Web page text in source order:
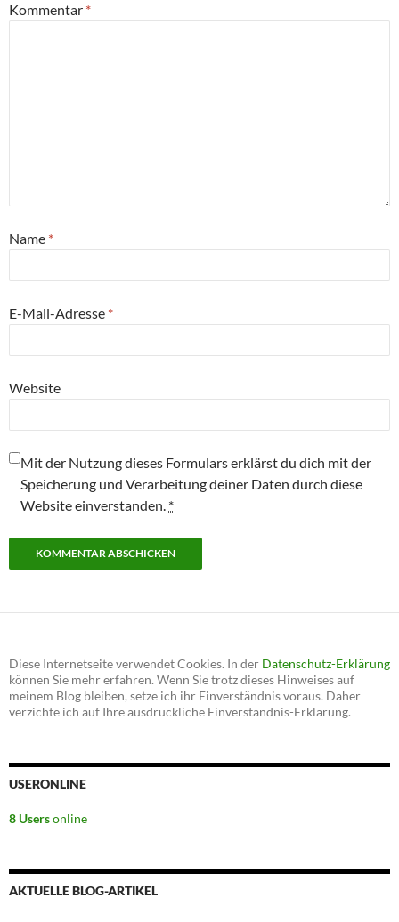
Kommentar *
Name *
E-Mail-Adresse *
Website
Mit der Nutzung dieses Formulars erklärst du dich mit der
Speicherung und Verarbeitung deiner Daten durch diese
Website einverstanden. *
Diese Internetseite verwendet Cookies. In der Datenschutz-Erklärung
können Sie mehr erfahren. Wenn Sie trotz dieses Hinweises auf
meinem Blog bleiben, setze ich ihr Einverständnis voraus. Daher
verzichte ich auf Ihre ausdrückliche Einverständnis-Erklärung.
USERONLINE
8 Usersonline
AKTUELLE BLOG-ARTIKEL